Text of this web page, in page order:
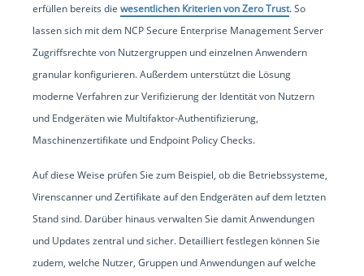
erfüllen bereits die wesentlichen Kriterien von Zero Trust. So
lassen sich mit dem NCP Secure Enterprise Management Server
Zugriffsrechte von Nutzergruppen und einzelnen Anwendern
granular konfigurieren. Außerdem unterstützt die Lösung
moderne Verfahren zur Verifizierung der Identität von Nutzern
und Endgeräten wie Multifaktor-Authentifizierung,
Maschinenzertifikate und Endpoint Policy Checks.
Auf diese Weise prüfen Sie zum Beispiel, ob die Betriebssysteme,
Virenscanner und Zertifikate auf den Endgeräten auf dem letzten
Stand sind. Darüber hinaus verwalten Sie damit Anwendungen
und Updates zentral und sicher. Detailliert festlegen können Sie
zudem, welche Nutzer, Gruppen und Anwendungen auf welche